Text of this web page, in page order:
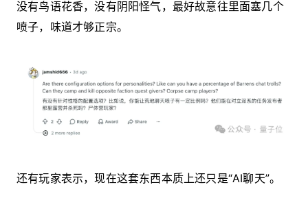
没有鸟语花香，没有阴阳怪气，最好故意往里面塞几个
喷子，味道才够正宗。
还有玩家表示，现在这套东西本质上还只是“AI聊天”。